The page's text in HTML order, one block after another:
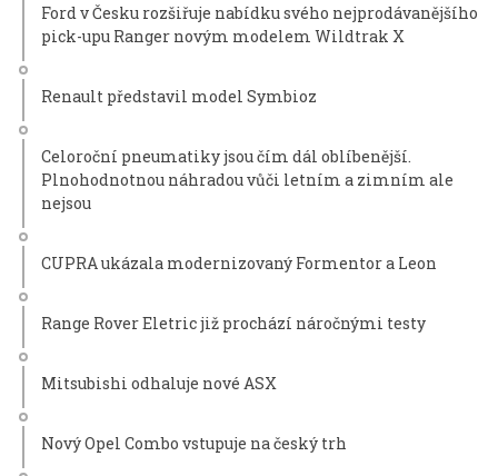
Ford v Česku rozšiřuje nabídku svého nejprodávanějšího
pick-upu Ranger novým modelem Wildtrak X
Renault představil model Symbioz
Celoroční pneumatiky jsou čím dál oblíbenější.
Plnohodnotnou náhradou vůči letním a zimním ale
nejsou
CUPRA ukázala modernizovaný Formentor a Leon
Range Rover Eletric již prochází náročnými testy
Mitsubishi odhaluje nové ASX
Nový Opel Combo vstupuje na český trh